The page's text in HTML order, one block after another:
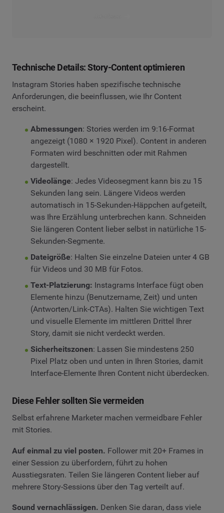
Technische Details: Story-Content optimieren
Instagram Stories haben spezifische technische
Anforderungen, die beeinflussen, wie Ihr Content
erscheint.
Abmessungen: Stories werden im 9:16-Format
angezeigt (1080 × 1920 Pixel). Content in anderen
Formaten wird beschnitten oder mit Rahmen
dargestellt.
Videolänge: Jedes Videosegment kann bis zu 15
Sekunden lang sein. Längere Videos werden
automatisch in 15-Sekunden-Häppchen aufgeteilt,
was Ihre Erzählung unterbrechen kann. Schneiden
Sie längeren Content lieber selbst in natürliche 15-
Sekunden-Segmente.
Dateigröße: Halten Sie einzelne Dateien unter 4 GB
für Videos und 30 MB für Fotos.
Text-Platzierung: Instagrams Interface fügt oben
Elemente hinzu (Benutzername, Zeit) und unten
(Antworten/Link-CTAs). Halten Sie wichtigen Text
und visuelle Elemente im mittleren Drittel Ihrer
Story, damit sie nicht verdeckt werden.
Sicherheitszonen: Lassen Sie mindestens 250
Pixel Platz oben und unten in Ihren Stories, damit
Interface-Elemente Ihren Content nicht überdecken.
Diese Fehler sollten Sie vermeiden
Selbst erfahrene Marketer machen vermeidbare Fehler
mit Stories.
Auf einmal zu viel posten. Follower mit 20+ Frames in
einer Session zu überfordern, führt zu hohen
Ausstiegsraten. Teilen Sie längeren Content lieber auf
mehrere Story-Sessions über den Tag verteilt auf.
Sound vernachlässigen. Denken Sie daran, dass viele